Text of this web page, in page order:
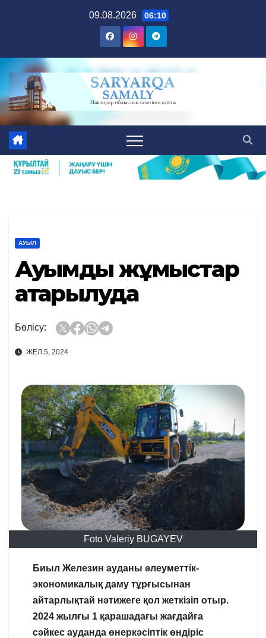
09.08.2026 06:10
АУЫЛ
Ауқымды жұмыстар
атқарылуда
Бөлісу:
ЖЕЛ 5, 2024
Foto Valeriy BUGAYEV
Биыл Железин ауданы әлеуметтік-
экономикалық даму тұрғысынан
айтарлықтай нәтижеге қол жеткізіп отыр.
2024 жылғы 1 қарашадағы жағдайға
сәйкес ауданда өнеркәсіптік өндіріс